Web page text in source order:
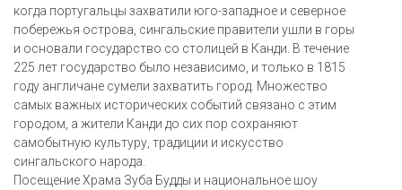
когда португальцы захватили юго-западное и северное
побережья острова, сингальские правители ушли в горы
и основали государство со столицей в Канди. В течение
225 лет государство было независимо, и только в 1815
году англичане сумели захватить город. Множество
самых важных исторических событий связано с этим
городом, а жители Канди до сих пор сохраняют
самобытную культуру, традиции и искусство
сингальского народа.
Посещение Храма Зуба Будды и национальное шоу